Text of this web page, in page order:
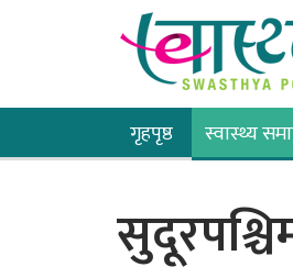
गृहपृष्ठ स्वास्थ्य